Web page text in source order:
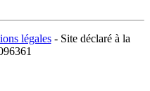
légales- Site déclaré à la